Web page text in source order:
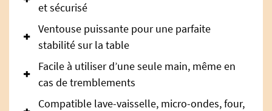
et sécurisé
Ventouse puissante pour une parfaite
stabilité sur la table
Facile à utiliser d’une seule main, même en
cas de tremblements
Compatible lave-vaisselle, micro-ondes, four,